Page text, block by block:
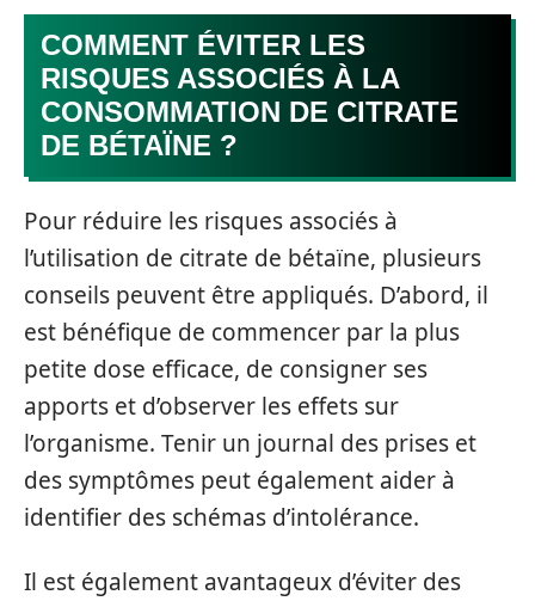
COMMENT ÉVITER LES
RISQUES ASSOCIÉS À LA
CONSOMMATION DE CITRATE
DE BÉTAÏNE ?
Pour réduire les risques associés à
l’utilisation de citrate de bétaïne, plusieurs
conseils peuvent être appliqués. D’abord, il
est bénéfique de commencer par la plus
petite dose efficace, de consigner ses
apports et d’observer les effets sur
l’organisme. Tenir un journal des prises et
des symptômes peut également aider à
identifier des schémas d’intolérance.
Il est également avantageux d’éviter des